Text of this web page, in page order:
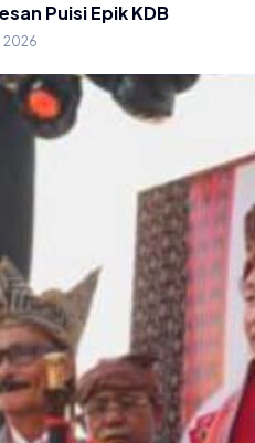
Puisi Epik KDB
2026